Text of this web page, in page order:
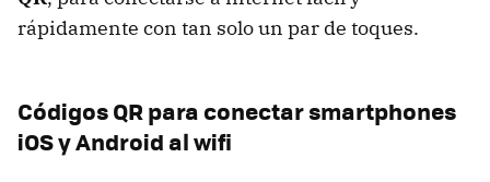
rápidamente con tan solo un par de toques.
Códigos QR para conectar smartphones
iOS y Android al wifi